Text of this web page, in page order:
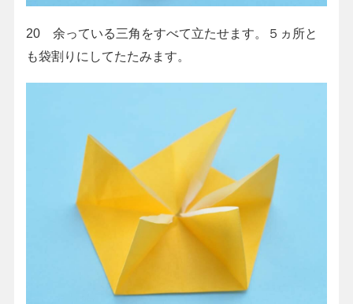
20 余っている三角をすべて立たせます。５ヵ所と
も袋割りにしてたたみます。